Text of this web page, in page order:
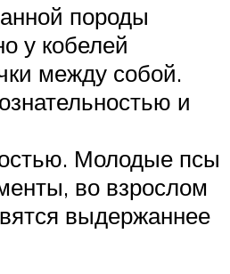
породы
у кобелей
между собой.
и
Молодые псы
во взрослом
выдержаннее